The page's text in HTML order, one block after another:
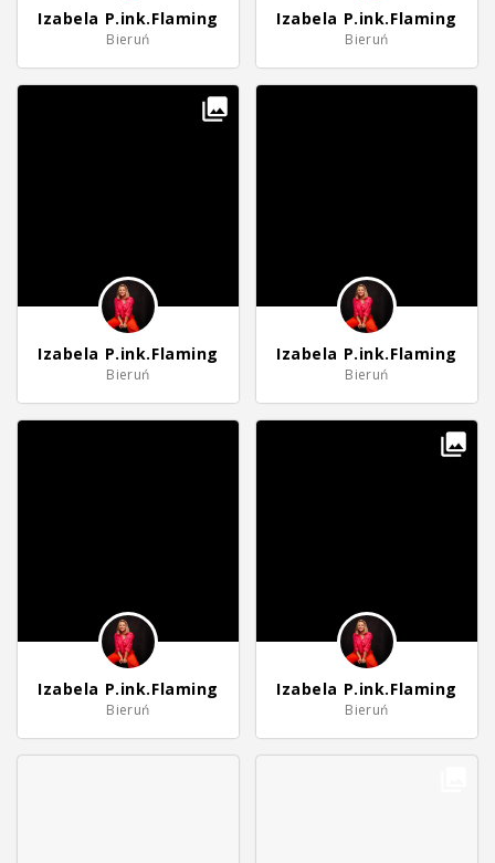
Izabela P.ink.Flaming
Bieruń
Izabela P.ink.Flaming
Bieruń
Izabela P.ink.Flaming
Bieruń
Izabela P.ink.Flaming
Bieruń
Izabela P.ink.Flaming
Bieruń
Izabela P.ink.Flaming
Bieruń